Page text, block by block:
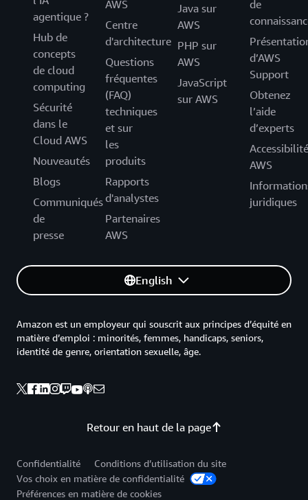
agentique ?
Hub de
concepts
de cloud
computing
Sécurité
dans le
Cloud AWS
Nouveautés
Blogs
Communiqués
de
presse
AWS
Centre
d'architecture
Questions
fréquentes
(FAQ)
techniques
et sur
les
produits
Rapports
d'analystes
Partenaires
AWS
Java sur
AWS
PHP sur
AWS
JavaScript
sur AWS
de
d’AWS
Support
Obtenez
l’aide
d’experts
Accessibilité
AWS
juridiques
English
Retour en haut de la page
Amazon est un employeur qui souscrit aux principes d’équité en
matière d’emploi : minorités, femmes, handicaps, seniors,
identité de genre, orientation sexuelle, âge.
Confidentialité
Conditions d’utilisation du site
Vos choix en matière de confidentialité
Préférences en matière de cookies